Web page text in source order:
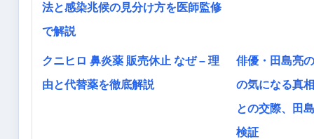
法と感染兆候の見分け方を医師監修
で解説
クニヒロ 鼻炎薬 販売休止 なぜ – 理
由と代替薬を徹底解説
俳優・田島亮
の気になる真
との交際、田
検証